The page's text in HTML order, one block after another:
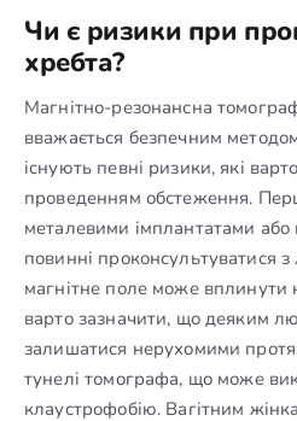
Чи є ризики при
хребта?
Магнітно-резонансна
вважається безпечним
існують певні ризики, які
проведенням обстеження.
металевими імплантатами або
повинні проконсультуватися
магнітне поле може вплинути
варто зазначити, що деяким
залишатися нерухомими
тунелі томографа, що може
клаустрофобію. Вагітним